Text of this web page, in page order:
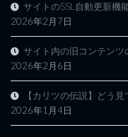
サイトのSSL自動更新機
2026年2月7日
サイト内の旧コンテンツ
2026年2月6日
【カリツの伝説】どう
2026年1月4日